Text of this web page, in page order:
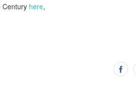
Century here,